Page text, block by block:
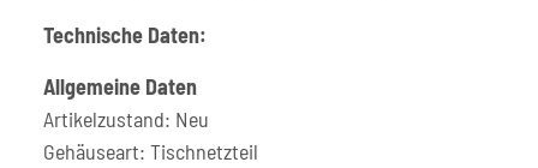
Technische Daten:
Allgemeine Daten
Artikelzustand: Neu
Gehäuseart: Tischnetzteil